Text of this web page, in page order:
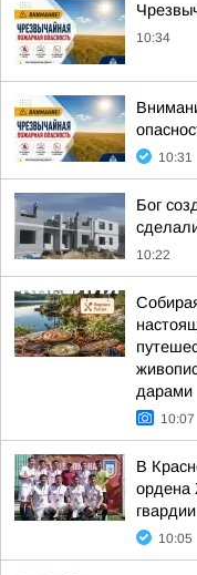
10:34
10:31
Бог
10:22
дарами
10:07
В
ордена
10:05